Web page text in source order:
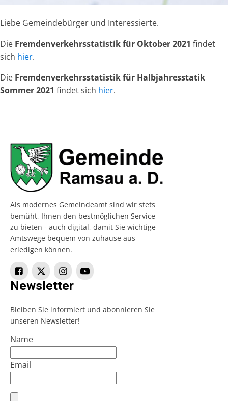
Liebe Gemeindebürger und Interessierte.
Die Fremdenverkehrsstatistik für Oktober 2021 findet
sich hier.
Die Fremdenverkehrsstatistik für Halbjahresstatik
Sommer 2021 findet sich hier.
Als modernes Gemeindeamt sind wir stets
bemüht, Ihnen den bestmöglichen Service
zu bieten - auch digital, damit Sie wichtige
Amtswege bequem von zuhause aus
erledigen können.
Newsletter
Bleiben Sie informiert und abonnieren Sie
unseren Newsletter!
Name
Email